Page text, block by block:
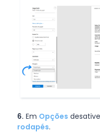
6. Em Opções
rodapés.